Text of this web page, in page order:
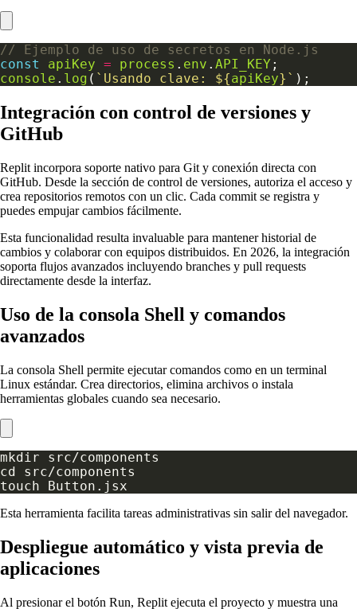
const
apiKey = process . env . API_KEY
console . log ( `Usando clave: ${apiKey} `
Integración con control de versiones y
GitHub
Replit incorpora soporte nativo para Git y conexión directa con
GitHub. Desde la sección de control de versiones, autoriza el acceso y
crea repositorios remotos con un clic. Cada commit se registra y
puedes empujar cambios fácilmente.
Esta funcionalidad resulta invaluable para mantener historial de
cambios y colaborar con equipos distribuidos. En 2026, la integración
soporta flujos avanzados incluyendo branches y pull requests
directamente desde la interfaz.
Uso de la consola Shell y comandos
avanzados
La consola Shell permite ejecutar comandos como en un terminal
Linux estándar. Crea directorios, elimina archivos o instala
herramientas globales cuando sea necesario.
Esta herramienta facilita tareas administrativas sin salir del navegador.
Despliegue automático y vista previa de
aplicaciones
Al presionar el botón Run, Replit ejecuta el proyecto y muestra una